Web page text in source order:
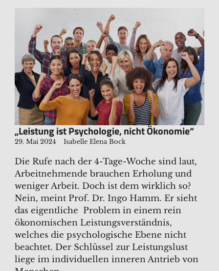
„Leistung ist Psychologie, nicht Ökonomie“
29. Mai 2024 Isabelle Elena Bock
Die Rufe nach der 4-Tage-Woche sind laut,
Arbeitnehmende brauchen Erholung und
weniger Arbeit. Doch ist dem wirklich so?
Nein, meint Prof. Dr. Ingo Hamm. Er sieht
das eigentliche Problem in einem rein
ökonomischen Leistungsverständnis,
welches die psychologische Ebene nicht
beachtet. Der Schlüssel zur Leistungslust
liege im individuellen inneren Antrieb von